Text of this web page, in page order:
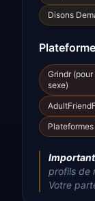
Disons
Grindr
sexe)
profils de
Votre